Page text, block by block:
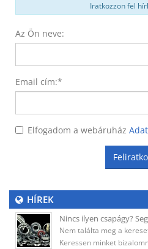
Iratkozzon fel
Az Ön neve:
Email cím:*
Elfogadom a webáruház
HÍREK
Nincs ilyen csapágy?
Nem találta meg a
Keressen minket